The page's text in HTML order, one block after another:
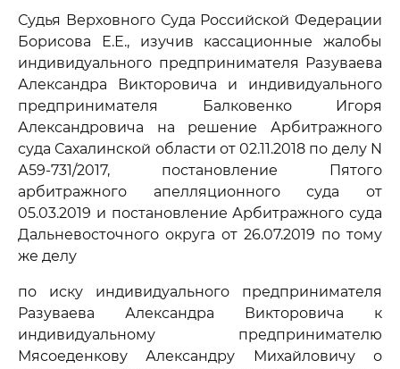
Судья Верховного Суда Российской Федерации
Борисова Е.Е., изучив кассационные жалобы
индивидуального предпринимателя Разуваева
Александра Викторовича и индивидуального
предпринимателя Балковенко Игоря
Александровича на решение Арбитражного
суда Сахалинской области от 02.11.2018 по делу N
А59-731/2017, постановление Пятого
арбитражного апелляционного суда от
05.03.2019 и постановление Арбитражного суда
Дальневосточного округа от 26.07.2019 по тому
же делу
по иску индивидуального предпринимателя
Разуваева Александра Викторовича к
индивидуальному предпринимателю
Мясоеденкову Александру Михайловичу о